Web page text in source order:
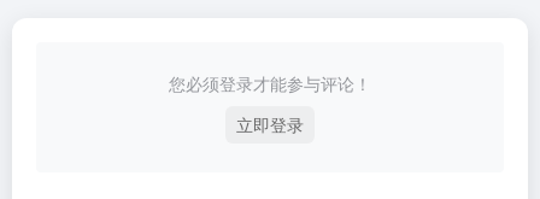
您必须登录才能参与评论！
立即登录